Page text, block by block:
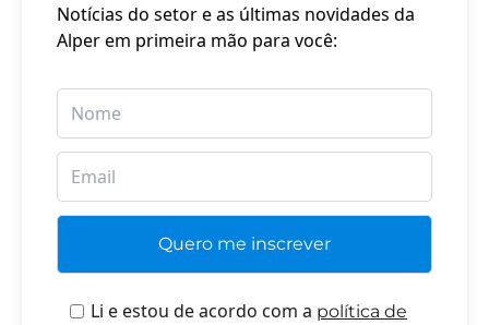
Notícias do setor e as últimas novidades da
Alper em primeira mão para você:
Li e estou de acordo com a política de